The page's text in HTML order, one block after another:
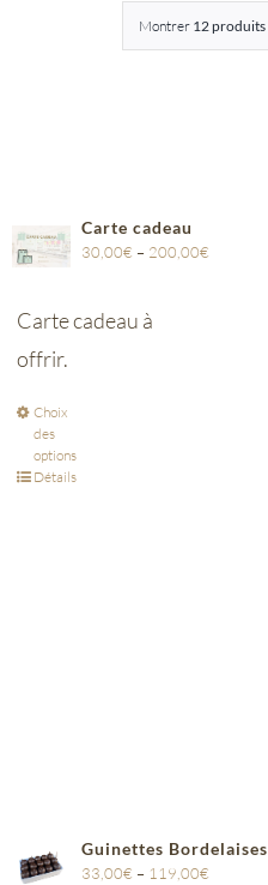
Montrer 12 produits
Carte cadeau
30,00€ – 200,00€
Carte cadeau à
offrir.
Choix
des
options
Détails
Guinettes Bordelaises
33,00€ – 119,00€